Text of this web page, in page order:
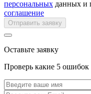
персональных данных и
соглашение
Отправить заявку
Оставьте заявку
Проверь какие 5